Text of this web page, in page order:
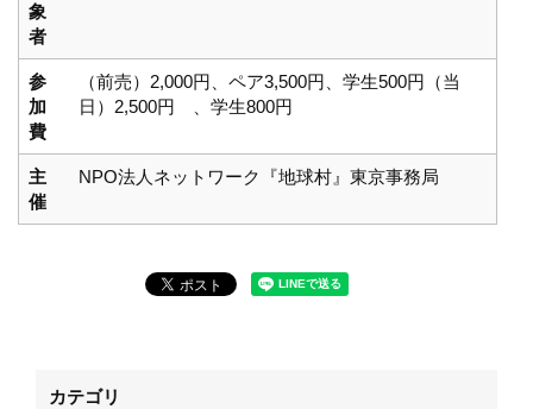
象
者
参
加
費
（前売）2,000円、ペア3,500円、学生500円（当
日）2,500円 、学生800円
主
催
NPO法人ネットワーク『地球村』東京事務局
カテゴリ